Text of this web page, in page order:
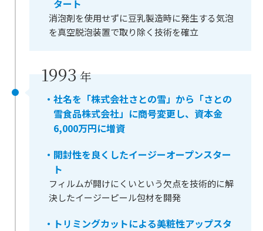
タート
消泡剤を使用せずに豆乳製造時に発生する気泡
を真空脱泡装置で取り除く技術を確立
1993 年
・社名を「株式会社さとの雪」から「さとの
雪食品株式会社」に商号変更し、資本金
6,000万円に増資
・開封性を良くしたイージーオープンスター
ト
フィルムが開けにくいという欠点を技術的に解
決したイージーピール包材を開発
・トリミングカットによる美粧性アップスタ